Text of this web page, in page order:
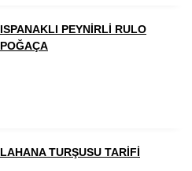
ISPANAKLI PEYNİRLİ RULO
POĞAÇA
LAHANA TURŞUSU TARİFİ